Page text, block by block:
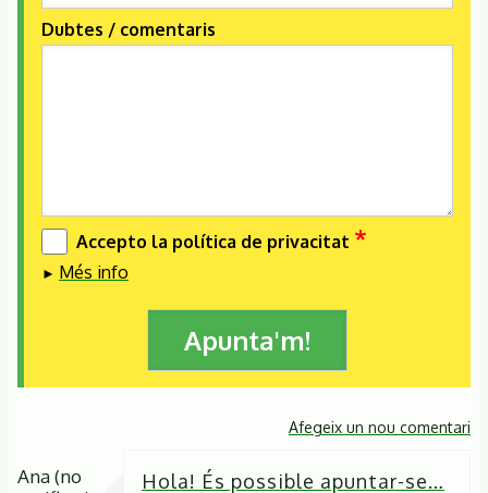
Dubtes / comentaris
Accepto la política de privacitat
Més info
Afegeix un nou comentari
Ana (no
Hola! És possible apuntar-se…